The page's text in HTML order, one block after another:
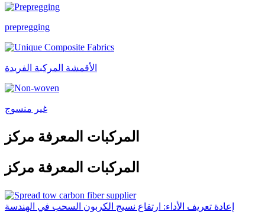
prepregging
الأقمشة المركبة الفريدة
غير منسوج
المركبات المعرفة مركز
المركبات المعرفة مركز
إعادة تعريف الأداء: ارتفاع نسيج الكربون السحب في الهندسة